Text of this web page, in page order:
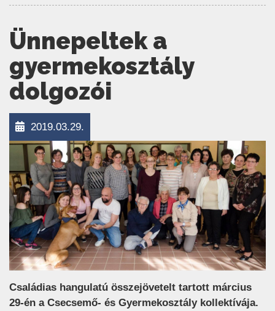
Ünnepeltek a
gyermekosztály
dolgozói
2019.03.29.
Családias hangulatú összejövetelt tartott március
29-én a Csecsemő- és Gyermekosztály kollektívája.